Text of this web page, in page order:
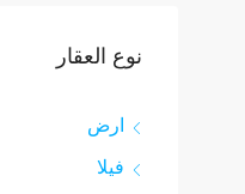
نوع العقار
ارض
فيلا